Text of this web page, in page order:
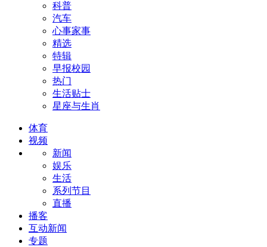
科普
汽车
心事家事
精选
特辑
早报校园
热门
生活贴士
星座与生肖
体育
视频
新闻
娱乐
生活
系列节目
直播
播客
互动新闻
专题